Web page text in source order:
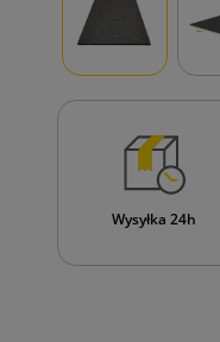
Wysyłka 24h